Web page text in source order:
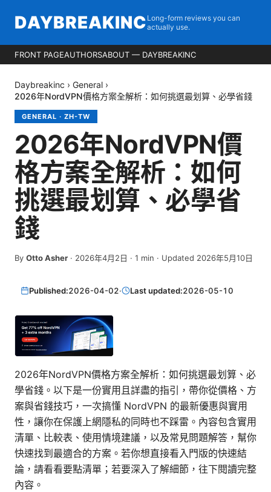
DAYBREAKINC Long-form reviews you can
actually use.
FRONT PAGEAUTHORSABOUT — DAYBREAKINC
Daybreakinc › General ›
2026年NordVPN價格方案全解析：如何挑選最划算、必學省錢
GENERAL · ZH-TW
2026年NordVPN價
格方案全解析：如何
挑選最划算、必學省
錢
By Otto Asher · 2026年4月2日 · 1 min · Updated 2026年5月10日
Published:2026-04-02· Last updated:2026-05-10
2026年NordVPN價格方案全解析：如何挑選最划算、必
學省錢。以下是一份實用且詳盡的指引，帶你從價格、方
案與省錢技巧，一次搞懂 NordVPN 的最新優惠與實用
性，讓你在保護上網隱私的同時也不踩雷。內容包含實用
清單、比較表、使用情境建議，以及常見問題解答，幫你
快速找到最適合的方案。若你想直接看入門版的快速結
論，請看看要點清單；若要深入了解細節，往下閱讀完整
內容。